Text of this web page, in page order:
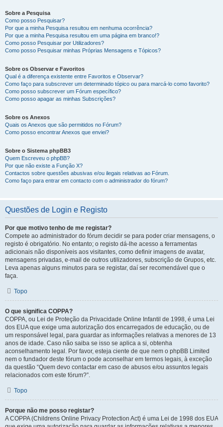
Sobre a Pesquisa
Como posso Pesquisar?
Por que a minha Pesquisa resultou em nenhuma ocorrência?
Por que a minha Pesquisa resultou em uma página em branco!?
Como posso Pesquisar por Utilizadores?
Como posso Pesquisar minhas Próprias Mensagens e Tópicos?
Sobre os Observar e Favoritos
Qual é a diferença existente entre Favoritos e Observar?
Como faço para subscrever um determinado tópico ou para marcá-lo como favorito?
Como posso subscrever um Fórum específico?
Como posso apagar as minhas Subscrições?
Sobre os Anexos
Quais os Anexos que são permitidos no Fórum?
Como posso encontrar Anexos que enviei?
Sobre o Sistema phpBB3
Quem Escreveu o phpBB?
Por que não existe a Função X?
Contactos sobre questões abusivas e/ou ilegais relativas ao Fórum.
Como faço para entrar em contacto com o administrador do fórum?
Questões de Login e Registo
Por que motivo tenho de me registar?
Compete ao administrador do fórum decidir se para poder criar mensagens, o
registo é obrigatório. No entanto; o registo dá-lhe acesso a ferramentas
adicionais não disponíveis aos visitantes, como definir imagens de avatar,
mensagens privadas, e-mail de outros utilizadores, subscrição de Grupos, etc.
Leva apenas alguns minutos para se registar, daí ser recomendável que o
faça.
Topo
O que significa COPPA?
COPPA, ou Lei de Proteção da Privacidade Online Infantil de 1998, é uma Lei
dos EUA que exige uma autorização dos encarregados de educação, ou de
um responsável legal, para guardar as informações relativas a menores de 13
anos de idade. Caso não saiba se isso se aplica a si, obtenha
aconselhamento legal. Por favor, esteja ciente de que nem o phpBB Limited
nem o fundador deste fórum o pode aconselhar em termos legais, à exceção
da questão “Quem devo contactar em caso de abusos e/ou assuntos legais
relacionados com este fórum?”.
Topo
Porque não me posso registar?
A COPPA (Childrens Online Privacy Protection Act) é uma Lei de 1998 dos EUA